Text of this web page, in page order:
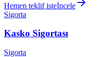
Hemen teklif isteİncele
Sigorta
Kasko Sigortası
Sigorta